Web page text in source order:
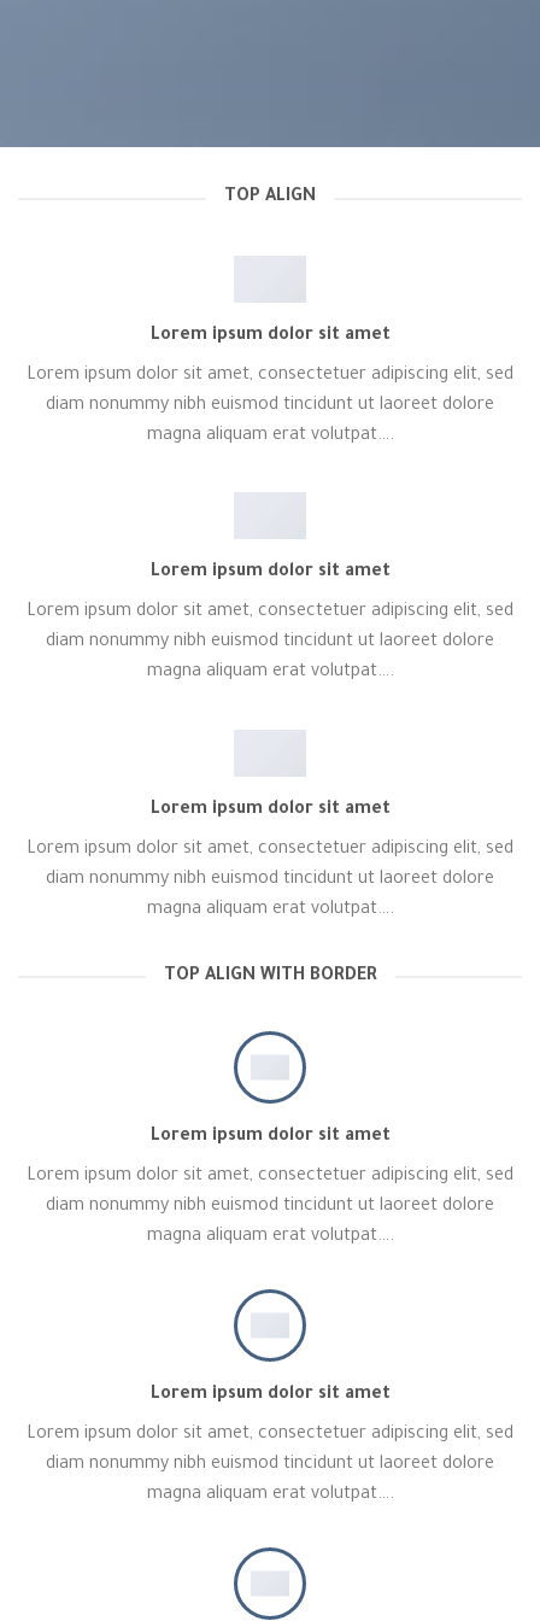
TOP ALIGN
Lorem ipsum dolor sit amet
Lorem ipsum dolor sit amet, consectetuer adipiscing elit, sed
diam nonummy nibh euismod tincidunt ut laoreet dolore
magna aliquam erat volutpat….
Lorem ipsum dolor sit amet
Lorem ipsum dolor sit amet, consectetuer adipiscing elit, sed
diam nonummy nibh euismod tincidunt ut laoreet dolore
magna aliquam erat volutpat….
Lorem ipsum dolor sit amet
Lorem ipsum dolor sit amet, consectetuer adipiscing elit, sed
diam nonummy nibh euismod tincidunt ut laoreet dolore
magna aliquam erat volutpat….
TOP ALIGN WITH BORDER
Lorem ipsum dolor sit amet
Lorem ipsum dolor sit amet, consectetuer adipiscing elit, sed
diam nonummy nibh euismod tincidunt ut laoreet dolore
magna aliquam erat volutpat….
Lorem ipsum dolor sit amet
Lorem ipsum dolor sit amet, consectetuer adipiscing elit, sed
diam nonummy nibh euismod tincidunt ut laoreet dolore
magna aliquam erat volutpat….